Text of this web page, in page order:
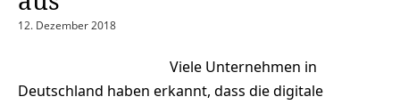
12. Dezember 2018
Viele Unternehmen in
Deutschland haben erkannt, dass die digitale